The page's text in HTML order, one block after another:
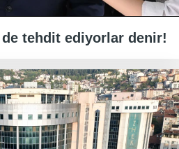
tehdit ediyorlar denir!